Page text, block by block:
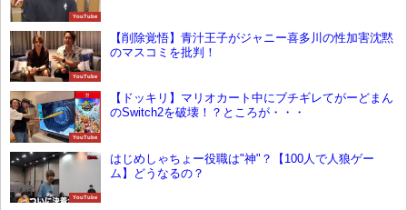
YouTube
YouTube
【削除覚悟】青汁王子がジャニー喜多川の性加害沈黙
のマスコミを批判！
YouTube
【ドッキリ】マリオカート中にブチギレてがーどまん
のSwitch2を破壊！？ところが・・・
YouTube
はじめしゃちょー役職は"神"？【100人で人狼ゲー
ム】どうなるの？